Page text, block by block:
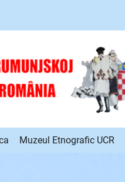
Muzeul Etnografic UCR